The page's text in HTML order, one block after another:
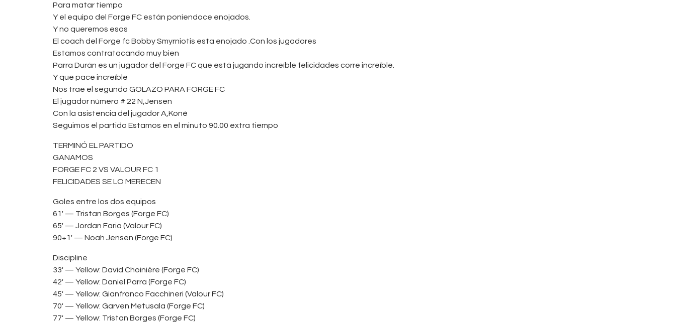
Para matar tiempo
Y el equipo del Forge FC están poniendoce enojados.
Y no queremos esos
El coach del Forge fc Bobby Smyrniotis esta enojado .Con los jugadores
Estamos contratacando muy bien
Parra Durán es un jugador del Forge FC que está jugando increíble felicidades corre increíble.
Y que pace increíble
Nos trae el segundo GOLAZO PARA FORGE FC
El jugador número # 22 N,Jensen
Con la asistencia del jugador A,Konè
Seguimos el partido Estamos en el minuto 90.00 extra tiempo
TERMINÓ EL PARTIDO
GANAMOS
FORGE FC 2 VS VALOUR FC 1
FELICIDADES SE LO MERECEN
Goles entre los dos equipos
61′ — Tristan Borges (Forge FC)
65′ — Jordan Faria (Valour FC)
90+1′ — Noah Jensen (Forge FC)
Discipline
33′ — Yellow: David Choinière (Forge FC)
42′ — Yellow: Daniel Parra (Forge FC)
45′ — Yellow: Gianfranco Facchineri (Valour FC)
70′ — Yellow: Garven Metusala (Forge FC)
77′ — Yellow: Tristan Borges (Forge FC)